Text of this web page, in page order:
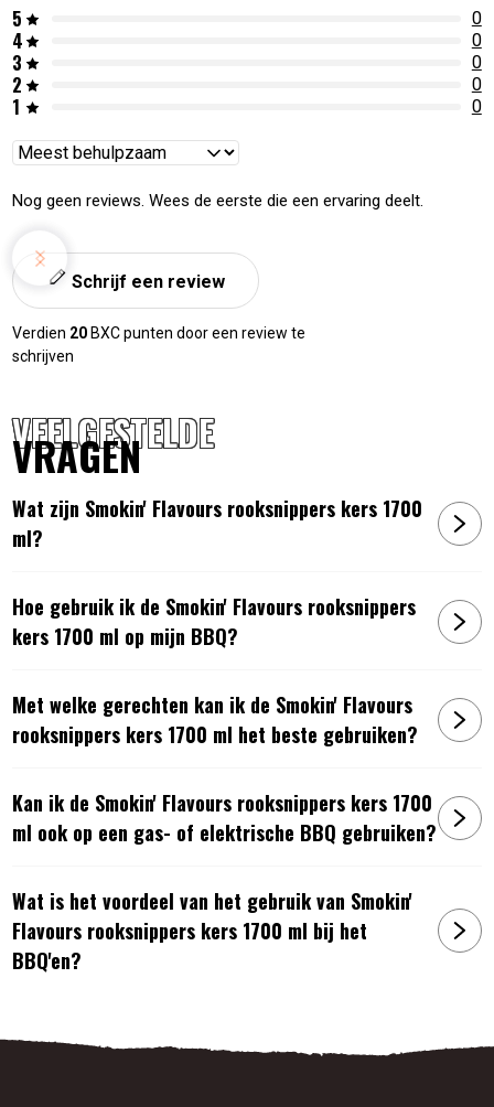
5 0
4 0
3 0
2 0
1 0
Reviews
Nog geen reviews. Wees de eerste die een ervaring deelt.
Schrijf een review
Verdien 20 BXC punten door een review te
schrijven
VEELGESTELDE
VRAGEN
Wat zijn Smokin' Flavours rooksnippers kers 1700
ml?
Hoe gebruik ik de Smokin' Flavours rooksnippers
kers 1700 ml op mijn BBQ?
Met welke gerechten kan ik de Smokin' Flavours
rooksnippers kers 1700 ml het beste gebruiken?
Kan ik de Smokin' Flavours rooksnippers kers 1700
ml ook op een gas- of elektrische BBQ gebruiken?
Wat is het voordeel van het gebruik van Smokin'
Flavours rooksnippers kers 1700 ml bij het
BBQ'en?